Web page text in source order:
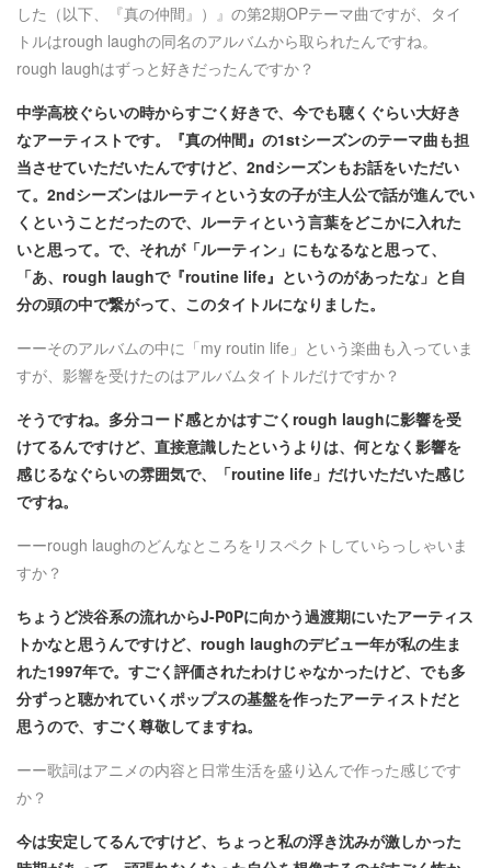
した（以下、『真の仲間』）』の第2期OPテーマ曲ですが、タイ
トルはrough laughの同名のアルバムから取られたんですね。
rough laughはずっと好きだったんですか？
中学高校ぐらいの時からすごく好きで、今でも聴くぐらい大好き
なアーティストです。『真の仲間』の1stシーズンのテーマ曲も担
当させていただいたんですけど、2ndシーズンもお話をいただい
て。2ndシーズンはルーティという女の子が主人公で話が進んでい
くということだったので、ルーティという言葉をどこかに入れた
いと思って。で、それが「ルーティン」にもなるなと思って、
「あ、rough laughで『routine life』というのがあったな」と自
分の頭の中で繋がって、このタイトルになりました。
ーーそのアルバムの中に「my routin life 」という楽曲も入っていま
すが、影響を受けたのはアルバムタイトルだけですか？
そうですね。多分コード感とかはすごくrough laughに影響を受
けてるんですけど、直接意識したというよりは、何となく影響を
感じるなぐらいの雰囲気で、「routine life」だけいただいた感じ
ですね。
ーーrough laughのどんなところをリスペクトしていらっしゃいま
すか？
ちょうど渋谷系の流れからJ-P0Pに向かう過渡期にいたアーティス
トかなと思うんですけど、rough laughのデビュー年が私の生ま
れた1997年で。すごく評価されたわけじゃなかったけど、でも多
分ずっと聴かれていくポップスの基盤を作ったアーティストだと
思うので、すごく尊敬してますね。
ーー歌詞はアニメの内容と日常生活を盛り込んで作った感じです
か？
今は安定してるんですけど、ちょっと私の浮き沈みが激しかった